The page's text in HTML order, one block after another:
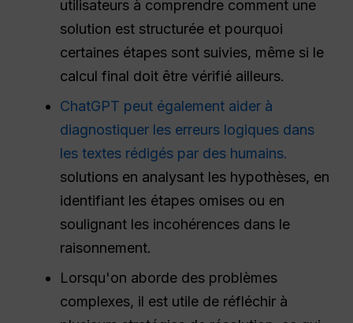
utilisateurs à comprendre comment une
solution est structurée et pourquoi
certaines étapes sont suivies, même si le
calcul final doit être vérifié ailleurs.
ChatGPT peut également aider à
diagnostiquer les erreurs logiques dans
les textes rédigés par des humains.
solutions en analysant les hypothèses, en
identifiant les étapes omises ou en
soulignant les incohérences dans le
raisonnement.
Lorsqu'on aborde des problèmes
complexes, il est utile de réfléchir à